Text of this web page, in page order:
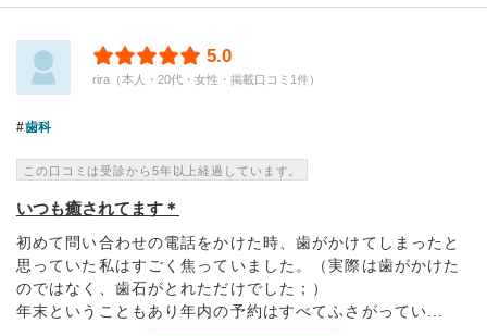
5.0
rira（本人・20代・女性・掲載口コミ1件）
歯科
この口コミは受診から5年以上経過しています。
いつも癒されてます＊
初めて問い合わせの電話をかけた時、歯がかけてしまったと
思っていた私はすごく焦っていました。（実際は歯がかけた
のではなく、歯石がとれただけでした；）
年末ということもあり年内の予約はすべてふさがってい...